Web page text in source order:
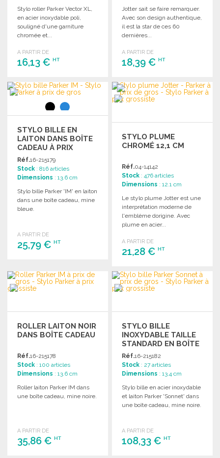
Stylo roller Parker Vector XL,
en acier inoxydable poli,
souligné d'une garniture
chromée et...
A PARTIR DE
16,13 € HT
COMMANDER
Demander un devis
Jotter sait se faire remarquer.
Avec son design authentique,
il est la star de ces 60
dernières...
A PARTIR DE
18,39 €HT
COMMANDER
Demander un devis
STYLO BILLE EN
LAITON DANS BOÎTE
CADEAU À PRIX
GROSSISTE
Réf.16-215179
Stock : 816 articles
Dimensions : 13.6 cm
Stylo bille Parker 'IM' en laiton
dans une boîte cadeau, mine
bleue.
A PARTIR DE
25,79 € HT
Demander un devis
STYLO PLUME
CHROMÉ 12,1 CM
Réf.04-14142
Stock : 476 articles
Dimensions : 12.1 cm
Le stylo plume Jotter est une
interprétation moderne de
l'emblème dorigine. Avec
plume en acier...
A PARTIR DE
21,28 €HT
COMMANDER
Demander un devis
ROLLER LAITON NOIR
DANS BOÎTE CADEAU
Réf.16-215178
Stock : 100 articles
Dimensions : 13.6 cm
Roller laiton Parker IM dans
une boîte cadeau, mine noire.
A PARTIR DE
35,86 € HT
STYLO BILLE
INOXYDABLE TAILLE
STANDARD EN BOÎTE
Réf.16-215182
Stock : 27 articles
Dimensions : 13.4 cm
Stylo bille en acier inoxydable
et laiton Parker 'Sonnet' dans
une boîte cadeau, mine noire.
A PARTIR DE
108,33 €HT